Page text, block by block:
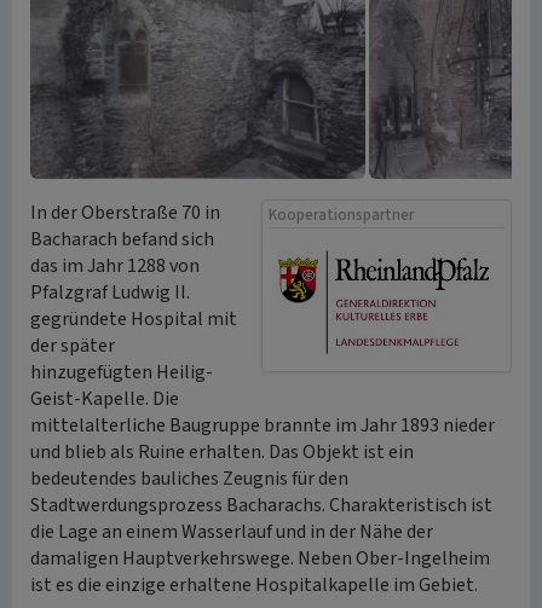
Kooperationspartner
In der Oberstraße 70 in
Bacharach befand sich
das im Jahr 1288 von
Pfalzgraf Ludwig II.
gegründete Hospital mit
der später
hinzugefügten Heilig-
Geist-Kapelle. Die
mittelalterliche Baugruppe brannte im Jahr 1893 nieder
und blieb als Ruine erhalten. Das Objekt ist ein
bedeutendes bauliches Zeugnis für den
Stadtwerdungsprozess Bacharachs. Charakteristisch ist
die Lage an einem Wasserlauf und in der Nähe der
damaligen Hauptverkehrswege. Neben Ober-Ingelheim
ist es die einzige erhaltene Hospitalkapelle im Gebiet.